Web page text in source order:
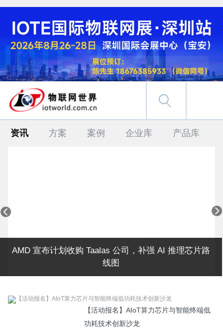
资讯 方案 案例 企业库 产品库
一个增速87%的千亿市场，拼多多正式为它开了新入口
 
【活动报名】AIoT算力芯片与智能终端低
功耗技术创新沙龙